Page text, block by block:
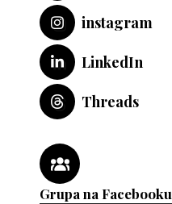
instagram
LinkedIn
Threads
Grupa na Facebooku